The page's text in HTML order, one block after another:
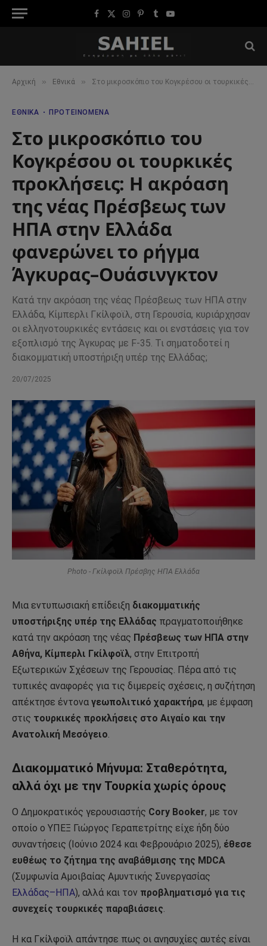
Facebook
X
Instagram
Pinterest
TumblrYouTube
Αρχική » Εθνικά » Στο μικροσκόπιο του Κογκρέσου οι τουρκικές προκλήσεις: Η ακρόαση της νέας Πρέσβεως των ΗΠΑ στην Ελλάδα φανερώνει το ρήγμα Άγκυρας–Ουάσινγκτον
ΕΘΝΙΚΆ ΠΡΟΤΕΙΝΌΜΕΝΑ
Στο μικροσκόπιο του
Κογκρέσου οι τουρκικές
προκλήσεις: Η ακρόαση
της νέας Πρέσβεως των
ΗΠΑ στην Ελλάδα
φανερώνει το ρήγμα
Άγκυρας–Ουάσινγκτον
Κατά την ακρόαση της νέας Πρέσβεως των ΗΠΑ στην
Ελλάδα, Κίμπερλι Γκίλφοϊλ, στη Γερουσία, κυριάρχησαν
οι ελληνοτουρκικές εντάσεις και οι ενστάσεις για τον
εξοπλισμό της Άγκυρας με F-35. Τι σηματοδοτεί η
διακομματική υποστήριξη υπέρ της Ελλάδας;
20/07/2025
Photo - Γκίλφοϊλ Πρέσβης ΗΠΑ Ελλάδα
Μια εντυπωσιακή επίδειξη διακομματικής
υποστήριξης υπέρ της Ελλάδας πραγματοποιήθηκε
κατά την ακρόαση της νέας Πρέσβεως των ΗΠΑ στην
Αθήνα, Κίμπερλι Γκίλφοϊλ, στην Επιτροπή
Εξωτερικών Σχέσεων της Γερουσίας. Πέρα από τις
τυπικές αναφορές για τις διμερείς σχέσεις, η συζήτηση
απέκτησε έντονα γεωπολιτικό χαρακτήρα, με έμφαση
στις τουρκικές προκλήσεις στο Αιγαίο και την
Ανατολική Μεσόγειο.
Διακομματικό Μήνυμα: Σταθερότητα,
αλλά όχι με την Τουρκία χωρίς όρους
Ο Δημοκρατικός γερουσιαστής Cory Booker, με τον
οποίο ο ΥΠΕΞ Γιώργος Γεραπετρίτης είχε ήδη δύο
συναντήσεις (Ιούνιο 2024 και Φεβρουάριο 2025), έθεσε
ευθέως το ζήτημα της αναβάθμισης της MDCA
(Συμφωνία Αμοιβαίας Αμυντικής Συνεργασίας
Ελλάδας–ΗΠΑ), αλλά και τον προβληματισμό για τις
συνεχείς τουρκικές παραβιάσεις.
Η κα Γκίλφοϊλ απάντησε πως οι ανησυχίες αυτές είναι